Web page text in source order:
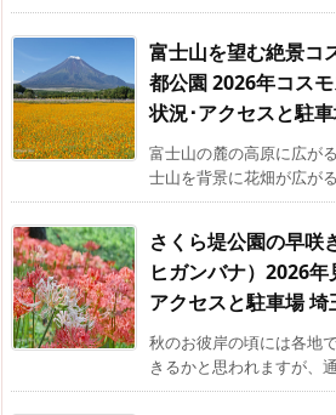
富士山を望む絶景コ
都公園 2026年コス
状況･アクセスと駐
富士山の麓の高原に広が
士山を背景に花畑が広が
さくら堤公園の早咲
ヒガンバナ）2026
アクセスと駐車場 埼
秋のお彼岸の頃には各地
きるかと思われますが、